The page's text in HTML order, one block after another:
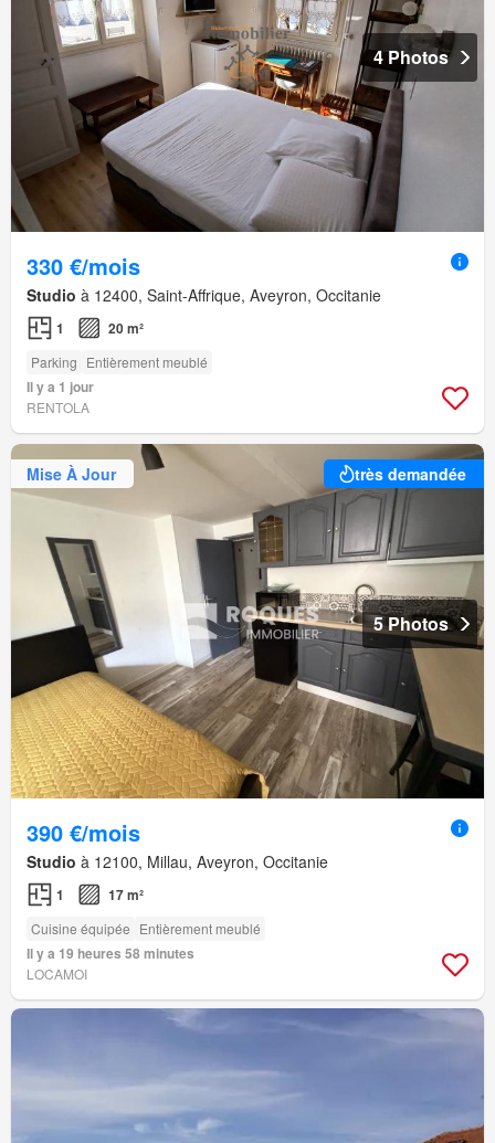
4 Photos
330 €/mois
Studio à 12400, Saint-Affrique, Aveyron, Occitanie
1 20 m²
Parking Entièrement meublé
Il y a 1 jour
RENTOLA
Mise À Jour très demandée
5 Photos
390 €/mois
Studio à 12100, Millau, Aveyron, Occitanie
1 17 m²
Cuisine équipée Entièrement meublé
Il y a 19 heures 58 minutes
LOCAMOI